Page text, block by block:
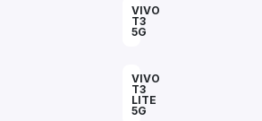
VIVO
T3
5G
VIVO
T3
LITE
5G